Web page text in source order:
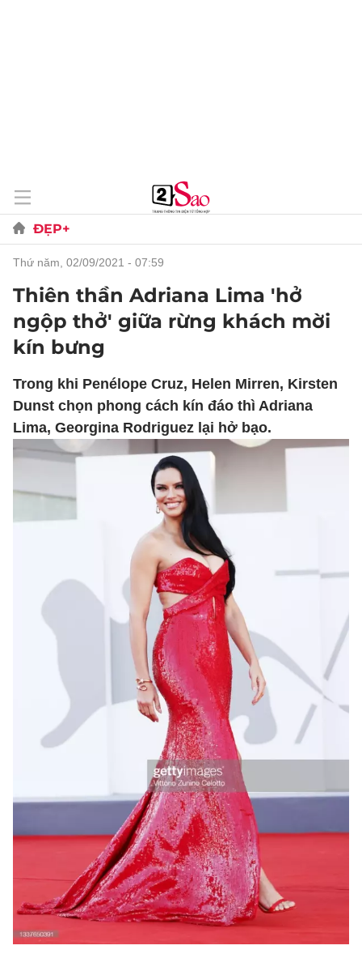
ĐẸP+
thứ năm, 02/09/2021 - 07:59
Thiên thần Adriana Lima 'hở
ngộp thở' giữa rừng khách mời
kín bưng
Trong khi Penélope Cruz, Helen Mirren, Kirsten
Dunst chọn phong cách kín đáo thì Adriana
Lima, Georgina Rodriguez lại hở bạo.